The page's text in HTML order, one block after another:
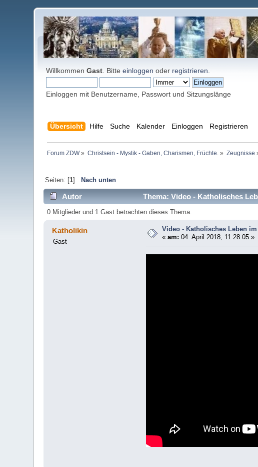
WillkommenGast . Bitteeinloggen oder registrieren
Einloggen mit Benutzername, Passwort und Sitzungslänge
Übersicht Hilfe Suche Kalender Einloggen Registrieren
Forum ZDW» Christsein - Mystik - Gaben, Charismen, Früchte.» Zeugnisse
Seiten: [1] Nach unten
Autor Thema: Video - Katholisches
0 Mitglieder und 1 Gast betrachten dieses Thema.
Katholikin
Gast
Video - Katholisches Leben im
«am: 04. April 2018, 11:28:05 »